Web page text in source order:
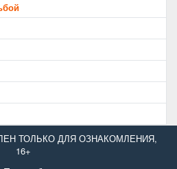
ТОЛЬКО ДЛЯ ОЗНАКОМЛЕНИЯ,
16+